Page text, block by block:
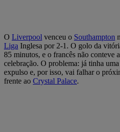
O Liverpool venceu o Southampton
Liga Inglesa por 2-1. O golo da
85 minutos, e o francês não conteve
celebração. O problema: já tinha
expulso e, por isso, vai falhar o
frente ao Crystal Palace.